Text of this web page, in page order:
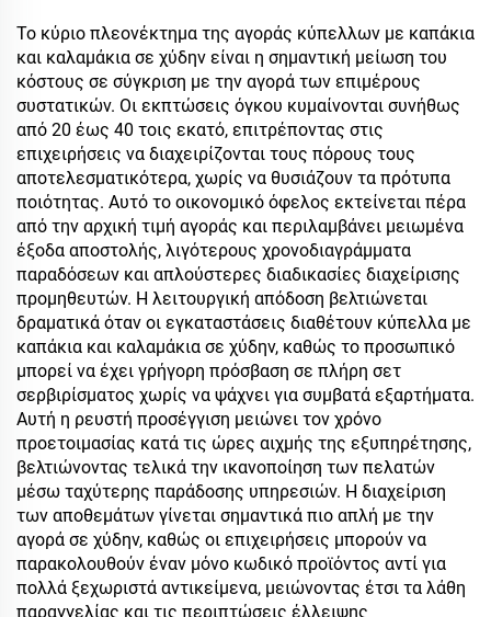
Κενού Μαγκιούρια για
Καφέ με Αδιάρρηκτο
Καπάκι
από ανοξείδωτο ατσάλι
Το κύριο πλεονέκτημα της αγοράς κύπελλων με καπάκια
και καλαμάκια σε χύδην είναι η σημαντική μείωση του
κόστους σε σύγκριση με την αγορά των επιμέρους
συστατικών. Οι εκπτώσεις όγκου κυμαίνονται συνήθως
από 20 έως 40 τοις εκατό, επιτρέποντας στις
επιχειρήσεις να διαχειρίζονται τους πόρους τους
αποτελεσματικότερα, χωρίς να θυσιάζουν τα πρότυπα
ποιότητας. Αυτό το οικονομικό όφελος εκτείνεται πέρα
από την αρχική τιμή αγοράς και περιλαμβάνει μειωμένα
έξοδα αποστολής, λιγότερους χρονοδιαγράμματα
παραδόσεων και απλούστερες διαδικασίες διαχείρισης
προμηθευτών. Η λειτουργική απόδοση βελτιώνεται
δραματικά όταν οι εγκαταστάσεις διαθέτουν κύπελλα με
καπάκια και καλαμάκια σε χύδην, καθώς το προσωπικό
μπορεί να έχει γρήγορη πρόσβαση σε πλήρη σετ
σερβιρίσματος χωρίς να ψάχνει για συμβατά εξαρτήματα.
Αυτή η ρευστή προσέγγιση μειώνει τον χρόνο
προετοιμασίας κατά τις ώρες αιχμής της εξυπηρέτησης,
βελτιώνοντας τελικά την ικανοποίηση των πελατών
μέσω ταχύτερης παράδοσης υπηρεσιών. Η διαχείριση
των αποθεμάτων γίνεται σημαντικά πιο απλή με την
αγορά σε χύδην, καθώς οι επιχειρήσεις μπορούν να
παρακολουθούν έναν μόνο κωδικό προϊόντος αντί για
πολλά ξεχωριστά αντικείμενα, μειώνοντας έτσι τα λάθη
παραγγελίας και τις περιπτώσεις έλλειψης